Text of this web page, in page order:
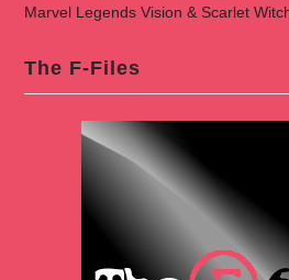
Marvel Legends Vision & Scarlet
The F-Files